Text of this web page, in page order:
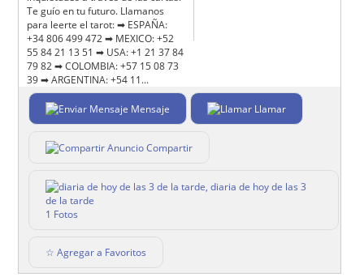
Te guío en tu futuro. Llamanos
para leerte el tarot: ➡ ESPAÑA:
+34 806 499 472 ➡ MEXICO: +52
55 84 21 13 51 ➡ USA: +1 21 37 84
79 82 ➡ COLOMBIA: +57 15 08 73
39 ➡ ARGENTINA: +54 11...
Mensaje Llamar
Compartir
1 Fotos
☆ Agregar a Favoritos